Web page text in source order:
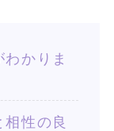
かりま
性の良